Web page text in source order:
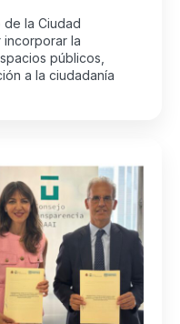
la Ciudad
incorporar la
públicos,
a la ciudadanía